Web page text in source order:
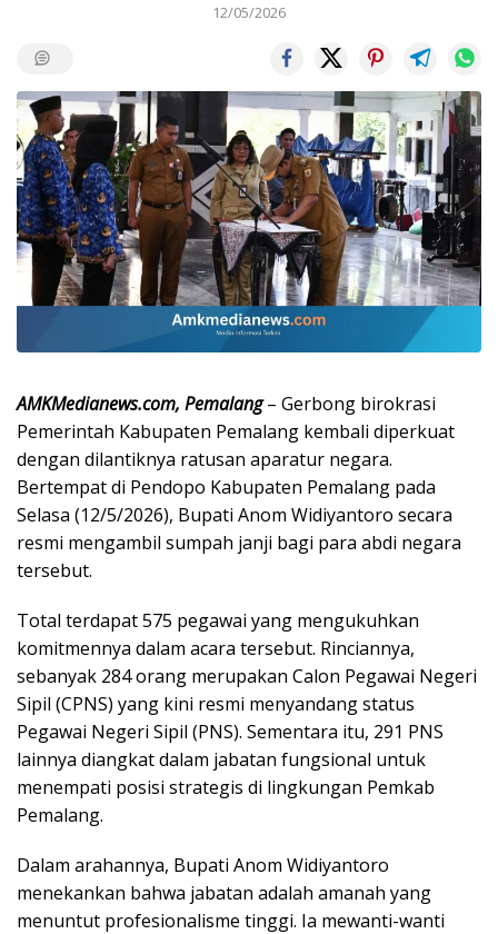
12/05/2026
AMKMedianews.com, Pemalang– Gerbong birokrasi
Pemerintah Kabupaten Pemalang kembali diperkuat
dengan dilantiknya ratusan aparatur negara.
Bertempat di Pendopo Kabupaten Pemalang pada
Selasa (12/5/2026), Bupati Anom Widiyantoro secara
resmi mengambil sumpah janji bagi para abdi negara
tersebut.
​Total terdapat 575 pegawai yang mengukuhkan
komitmennya dalam acara tersebut. Rinciannya,
sebanyak 284 orang merupakan Calon Pegawai Negeri
Sipil (CPNS) yang kini resmi menyandang status
Pegawai Negeri Sipil (PNS). Sementara itu, 291 PNS
lainnya diangkat dalam jabatan fungsional untuk
menempati posisi strategis di lingkungan Pemkab
Pemalang.
​Dalam arahannya, Bupati Anom Widiyantoro
menekankan bahwa jabatan adalah amanah yang
menuntut profesionalisme tinggi. Ia mewanti-wanti